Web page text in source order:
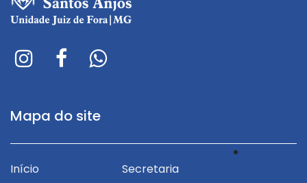
Mapa do site
Início
Secretaria